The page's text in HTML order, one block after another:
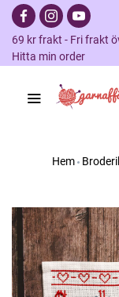
69 kr frakt - Fri frakt
Hitta min order
Hem